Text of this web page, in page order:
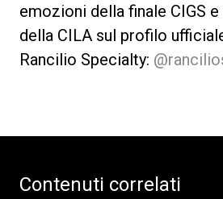
emozioni della finale CIGS
della CILA sul profilo
Rancilio Specialty:
Contenuti correlati